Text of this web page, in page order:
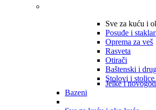
Sve za kuću i
Posuđe i
Oprema za veš
Rasveta
Otirači
Baštenski i
Stolovi i stolice
Jelke i
Bazeni